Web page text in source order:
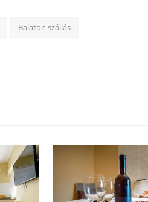
Balaton szállás